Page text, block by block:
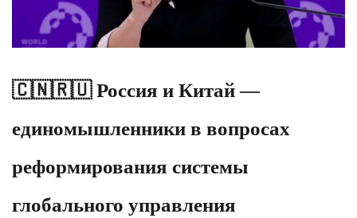
🇨🇳🇷🇺 Россия и Китай —
единомышленники в вопросах
реформирования системы
глобального управления